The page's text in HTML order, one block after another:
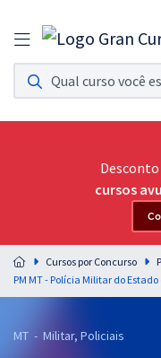
Assinatura Ilimitada
Acesso a todos os cursos.
Assinatura OAB Até
Acesso ilimitado a toda
Residências
Preparação completa e
residências em saúde do
Desconto
cursos
Cursos por Concurso
MT - Militar, Policiais